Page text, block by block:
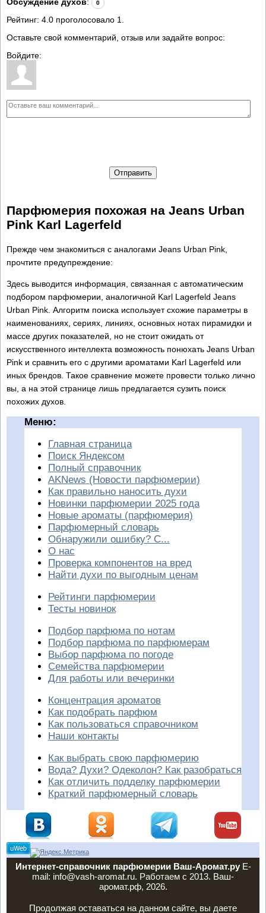
0
Рейтинг: 4.0 проголосовало 1
Оставьте свой комментарий, отзыв или задайте вопрос:
Войдите:
Отправить
Парфюмерия похожая на Jeans Urban
Pink Karl Lagerfeld
Прежде чем знакомиться с аналогами Jeans Urban Pink,
прочтите предупреждение:
Здесь выводится информация, связанная с автоматическим
подбором парфюмерии, аналогичной Karl Lagerfeld Jeans
Urban Pink. Алгоритм поиска использует схожие параметры в
наименованиях, сериях, линиях, основных нотах пирамидки и
массе других показателей, но не стоит ожидать от
искусственного интеллекта возможность понюхать Jeans Urban
Pink и сравнить его с другими ароматами Karl Lagerfeld или
иных брендов. Такое сравнение можете провести только лично
вы, а на этой странице лишь предлагается сузить поиск
похожих духов.
Меню:
Главная страница
Поиск Яндексом
Полный справочник
AKNews (Новости парфюмерии)
Как правильно наносить духи
Новинки парфюмерии 2025 года
Новые ароматы (парфюмерия)
Парфюмерный словарь
Обнаружили ошибку? С...
О нас
Проверка компонентов на вред
Найти духи по выгодным ценам
Рейтинги парфюмерии
Тесты новинок
Подбор парфюма по нотам
Подбор парфюма по парфюмерам
Выбор парфюма по погоде
Семейства парфюмерии
Для работы или вечеринки
Концентрация ароматов
Как подобрать парфюм
Как пользоваться справочником
Наши контакты
Как выбрать свою парфюмерию
Вода? Духи? Одеколон? Как разобраться
Как отличить подделку парфюмерии
Краткий парфюмерный словарь
Интернет-справочник парфюмерии Ваш-Аромат.руE-
mail: info@vash-aromat.ru. Работаем с 2013. Ваш-
аромат.рф, 2026.
Продолжая оставаться на данном сайте, вы даете